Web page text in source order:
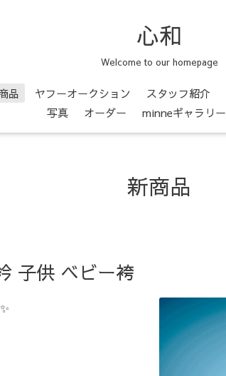
心和
Welcome to our homepage
品 ヤフーオークション スタッフ紹介
写真
オーダー minneギャラリー
新商品
子供 ベビー袴